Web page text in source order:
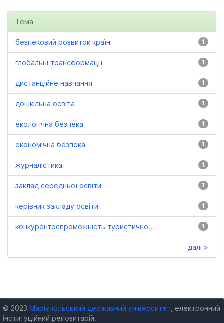
Тема
1
безпековий розвиток країн
1
глобальні трансформації
1
дистанційне навчання
1
дошкільна освіта
1
екологічна безпека
1
економічна безпека
1
журналістика
1
заклад середньої освіти
1
керівник закладу освіти
1
конкурентоспроможність туристично...
далі >
© 2023 Маріупольський державний університет , електронний
інституційний репозитарій.